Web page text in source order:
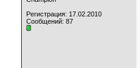
Регистрация: 17.02.2010
Сообщений: 87